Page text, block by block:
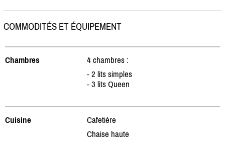
COMMODITÉS ET ÉQUIPEMENT
Chambres
4 chambres :
- 2 lits simples
- 3 lits Queen
Cuisine
Cafetière
Chaise haute